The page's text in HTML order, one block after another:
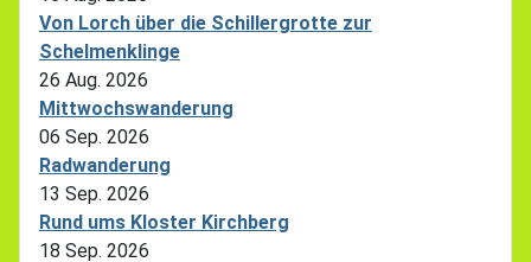
Von Lorch über die Schillergrotte zur
Schelmenklinge
26 Aug. 2026
Mittwochswanderung
06 Sep. 2026
Radwanderung
13 Sep. 2026
Rund ums Kloster Kirchberg
18 Sep. 2026